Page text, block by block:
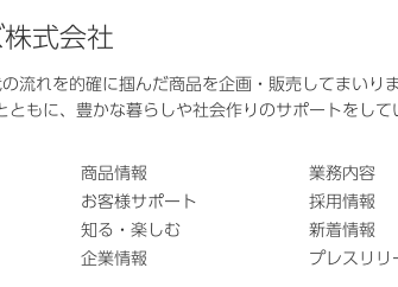
式会社
流れを的確に掴んだ商品を企画・販売してまいりま
もに、豊かな暮らしや社会作りのサポートをして
商品情報
お客様サポート
知る・楽しむ
企業情報
業務内容
採用情報
新着情報
プレスリリ